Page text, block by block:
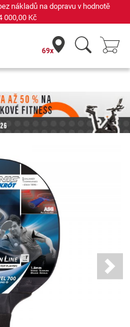
nákladů na dopravu v hodnotě
000,00 Kč
69x
Next